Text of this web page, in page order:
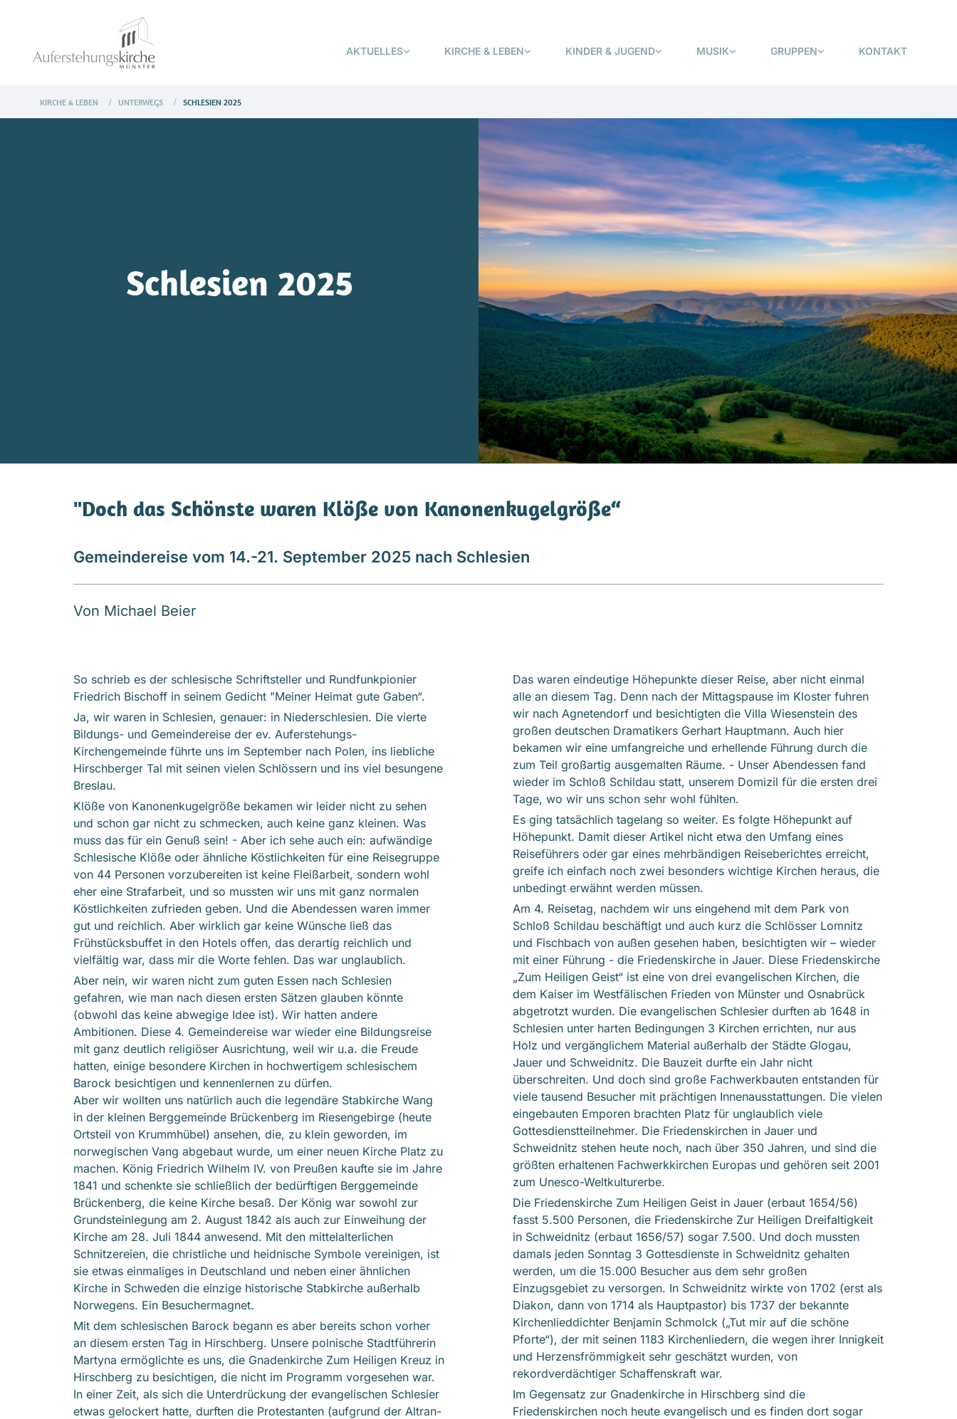
AKTUELLES KIRCHE & LEBEN KINDER & JUGEND MUSIK GRUPPEN KONTAKT
KIRCHE & LEBEN / UNTERWEGS / SCHLESIEN 2025
Schlesien 2025
"Doch das Schönste waren Klöße von Kanonenkugelgröße“
Gemeindereise vom 14.-21. September 2025 nach Schlesien
Von Michael Beier
So schrieb es der schlesische Schriftsteller und Rundfunkpionier
Friedrich Bischoff in seinem Gedicht "Meiner Heimat gute Gaben“.
Ja, wir waren in Schlesien, genauer: in Niederschlesien. Die vierte
Bildungs- und Gemeindereise der ev. Auferstehungs-
Kirchengemeinde führte uns im September nach Polen, ins liebliche
Hirschberger Tal mit seinen vielen Schlössern und ins viel besungene
Breslau.
Klöße von Kanonenkugelgröße bekamen wir leider nicht zu sehen
und schon gar nicht zu schmecken, auch keine ganz kleinen. Was
muss das für ein Genuß sein! - Aber ich sehe auch ein: aufwändige
Schlesische Klöße oder ähnliche Köstlichkeiten für eine Reisegruppe
von 44 Personen vorzubereiten ist keine Fleißarbeit, sondern wohl
eher eine Strafarbeit, und so mussten wir uns mit ganz normalen
Köstlichkeiten zufrieden geben. Und die Abendessen waren immer
gut und reichlich. Aber wirklich gar keine Wünsche ließ das
Frühstücksbuffet in den Hotels offen, das derartig reichlich und
vielfältig war, dass mir die Worte fehlen. Das war unglaublich.
Aber nein, wir waren nicht zum guten Essen nach Schlesien
gefahren, wie man nach diesen ersten Sätzen glauben könnte
(obwohl das keine abwegige Idee ist). Wir hatten andere
Ambitionen. Diese 4. Gemeindereise war wieder eine Bildungsreise
mit ganz deutlich religiöser Ausrichtung, weil wir u.a. die Freude
hatten, einige besondere Kirchen in hochwertigem schlesischem
Barock besichtigen und kennenlernen zu dürfen.
Aber wir wollten uns natürlich auch die legendäre Stabkirche Wang
in der kleinen Berggemeinde Brückenberg im Riesengebirge (heute
Ortsteil von Krummhübel) ansehen, die, zu klein geworden, im
norwegischen Vang abgebaut wurde, um einer neuen Kirche Platz zu
machen. König Friedrich Wilhelm IV. von Preußen kaufte sie im Jahre
1841 und schenkte sie schließlich der bedürftigen Berggemeinde
Brückenberg, die keine Kirche besaß. Der König war sowohl zur
Grundsteinlegung am 2. August 1842 als auch zur Einweihung der
Kirche am 28. Juli 1844 anwesend. Mit den mittelalterlichen
Schnitzereien, die christliche und heidnische Symbole vereinigen, ist
sie etwas einmaliges in Deutschland und neben einer ähnlichen
Kirche in Schweden die einzige historische Stabkirche außerhalb
Norwegens. Ein Besuchermagnet.
Mit dem schlesischen Barock begann es aber bereits schon vorher
an diesem ersten Tag in Hirschberg. Unsere polnische Stadtführerin
Martyna ermöglichte es uns, die Gnadenkirche Zum Heiligen Kreuz in
Hirschberg zu besichtigen, die nicht im Programm vorgesehen war.
In einer Zeit, als sich die Unterdrückung der evangelischen Schlesier
etwas gelockert hatte, durften die Protestanten (aufgrund der Altran-
Das waren eindeutige Höhepunkte dieser Reise, aber nicht einmal
alle an diesem Tag. Denn nach der Mittagspause im Kloster fuhren
wir nach Agnetendorf und besichtigten die Villa Wiesenstein des
großen deutschen Dramatikers Gerhart Hauptmann. Auch hier
bekamen wir eine umfangreiche und erhellende Führung durch die
zum Teil großartig ausgemalten Räume. - Unser Abendessen fand
wieder im Schloß Schildau statt, unserem Domizil für die ersten drei
Tage, wo wir uns schon sehr wohl fühlten.
Es ging tatsächlich tagelang so weiter. Es folgte Höhepunkt auf
Höhepunkt. Damit dieser Artikel nicht etwa den Umfang eines
Reiseführers oder gar eines mehrbändigen Reiseberichtes erreicht,
greife ich einfach noch zwei besonders wichtige Kirchen heraus, die
unbedingt erwähnt werden müssen.
Am 4. Reisetag, nachdem wir uns eingehend mit dem Park von
Schloß Schildau beschäftigt und auch kurz die Schlösser Lomnitz
und Fischbach von außen gesehen haben, besichtigten wir – wieder
mit einer Führung - die Friedenskirche in Jauer. Diese Friedenskirche
„Zum Heiligen Geist“ ist eine von drei evangelischen Kirchen, die
dem Kaiser im Westfälischen Frieden von Münster und Osnabrück
abgetrotzt wurden. Die evangelischen Schlesier durften ab 1648 in
Schlesien unter harten Bedingungen 3 Kirchen errichten, nur aus
Holz und vergänglichem Material außerhalb der Städte Glogau,
Jauer und Schweidnitz. Die Bauzeit durfte ein Jahr nicht
überschreiten. Und doch sind große Fachwerkbauten entstanden für
viele tausend Besucher mit prächtigen Innenausstattungen. Die vielen
eingebauten Emporen brachten Platz für unglaublich viele
Gottesdienstteilnehmer. Die Friedenskirchen in Jauer und
Schweidnitz stehen heute noch, nach über 350 Jahren, und sind die
größten erhaltenen Fachwerkkirchen Europas und gehören seit 2001
zum Unesco-Weltkulturerbe.
Die Friedenskirche Zum Heiligen Geist in Jauer (erbaut 1654/56)
fasst 5.500 Personen, die Friedenskirche Zur Heiligen Dreifaltigkeit
in Schweidnitz (erbaut 1656/57) sogar 7.500. Und doch mussten
damals jeden Sonntag 3 Gottesdienste in Schweidnitz gehalten
werden, um die 15.000 Besucher aus dem sehr großen
Einzugsgebiet zu versorgen. In Schweidnitz wirkte von 1702 (erst als
Diakon, dann von 1714 als Hauptpastor) bis 1737 der bekannte
Kirchenlieddichter Benjamin Schmolck („Tut mir auf die schöne
Pforte“), der mit seinen 1183 Kirchenliedern, die wegen ihrer Innigkeit
und Herzensfrömmigkeit sehr geschätzt wurden, von
rekordverdächtiger Schaffenskraft war.
Im Gegensatz zur Gnadenkirche in Hirschberg sind die
Friedenskirchen noch heute evangelisch und es finden dort sogar